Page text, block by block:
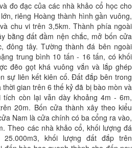
đo đạc của các nhà khảo cổ học cho
riêng Hoàng thành hình gần vuông,
chu vi trên 3,5km. Thành phía ngoài
bằng đất đầm nện chắc, mở bốn cửa
đông tây. Tường thành đá bên ngoài
trung bình 10 tấn - 16 tấn, có khối
đẽo gọt khá vuông vắn và lắp ghép
sự liên kết kiên cố. Đất đắp bên trong
gian trên 6 thế kỷ đã bị bào mòn và
còn lại vẫn dày khoảng 4m - 6m,
20m. Bốn cửa thành xây theo kiểu
Nam là cửa chính có ba cổng ra vào,
Theo các nhà khảo cổ, khối lượng đá
khối lượng đất đắp trên